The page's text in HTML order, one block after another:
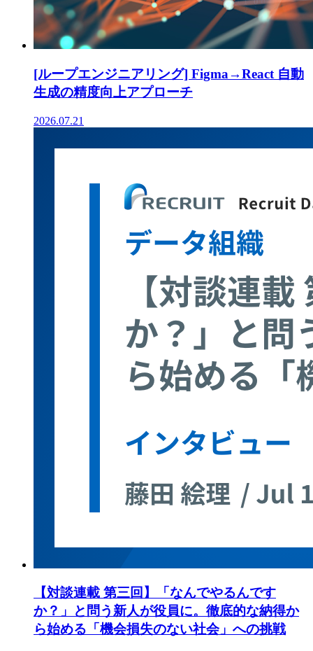
[ループエンジニアリング] Figma→React 自動
生成の精度向上アプローチ
2026.07.21
【対談連載 第三回】「なんでやるんです
か？」と問う新人が役員に。徹底的な納得か
ら始める「機会損失のない社会」への挑戦